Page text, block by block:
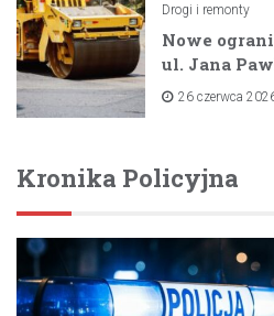
Drogi i remonty
Nowe
ul. Jana
lipca 2026
26 czerwca
Kronika Policyjna